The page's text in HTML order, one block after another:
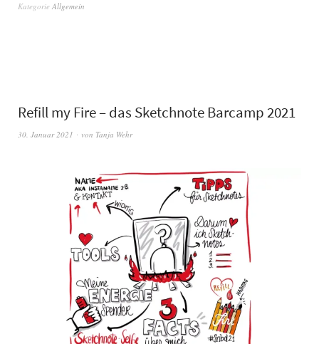
Kategorie Allgemein
Refill my Fire – das Sketchnote Barcamp 2021
30. Januar 2021 von Tanja Wehr